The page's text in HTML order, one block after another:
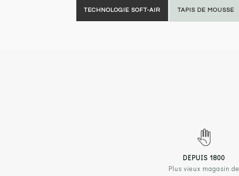
TECHNOLOGIE SOFT-AIR TAPIS DE MOUSSE
DEPUIS 1800
Plus vieux magasin de